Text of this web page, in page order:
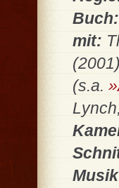
Buch:
mit:
(s.a.
Lynch,